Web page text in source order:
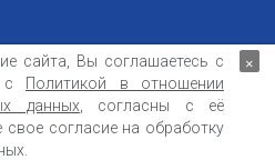
услуг
за достоверность информации,
третьих лиц.
сайта, Вы соглашаетесь с
с
Политикой в отношении
данных , согласны с её
свое согласие на обработку
×